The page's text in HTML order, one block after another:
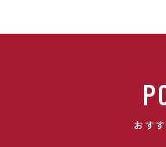
おす